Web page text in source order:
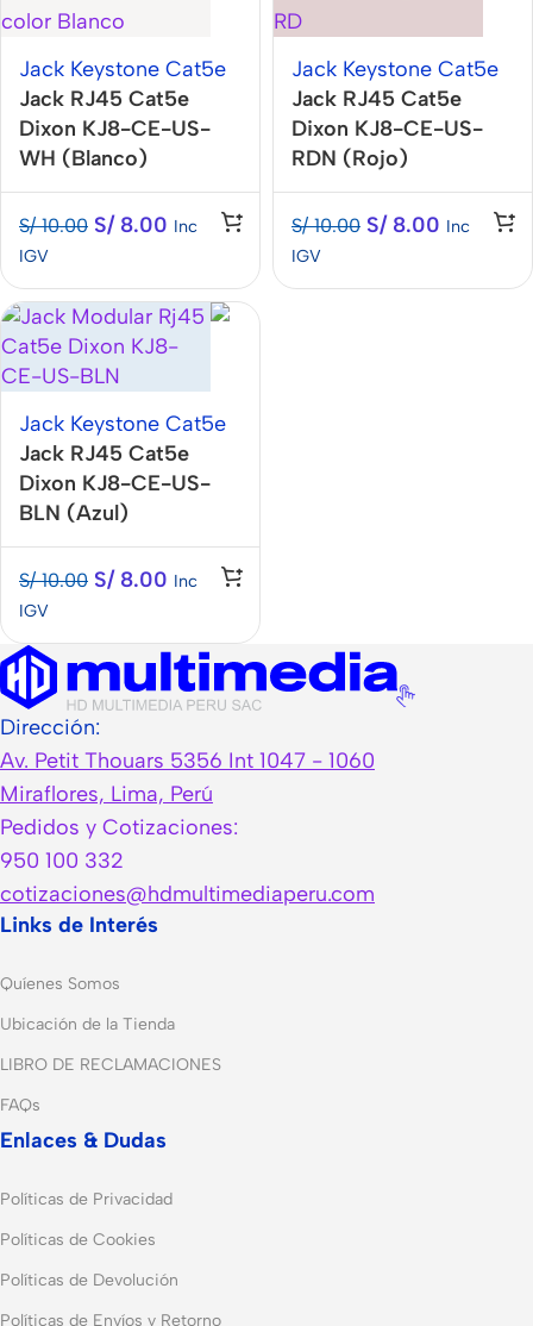
Jack Keystone Cat5e
Jack RJ45 Cat5e
Dixon KJ8-CE-US-
WH (Blanco)
S/10.00 S/8.00 Inc
IGV
Jack Keystone Cat5e
Jack RJ45 Cat5e
Dixon KJ8-CE-US-
RDN (Rojo)
S/10.00 S/8.00 Inc
IGV
Jack Keystone Cat5e
Jack RJ45 Cat5e
Dixon KJ8-CE-US-
BLN (Azul)
S/10.00 S/8.00 Inc
IGV
Dirección:
Av. Petit Thouars 5356 Int 1047 - 1060
Miraflores, Lima, Perú
Pedidos y Cotizaciones:
950 100 332
cotizaciones@hdmultimediaperu.com
Links de Interés
Quíenes Somos
Ubicación de la Tienda
LIBRO DE RECLAMACIONES
FAQs
Enlaces & Dudas
Políticas de Privacidad
Políticas de Cookies
Políticas de Devolución
Políticas de Envíos y Retorno